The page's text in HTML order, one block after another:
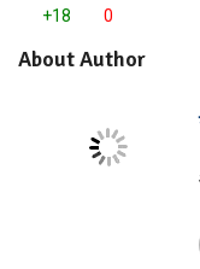
+18 0
About Author